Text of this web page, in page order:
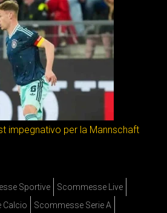
impegnativo per la Mannschaft
Sportive
Scommesse Live
Calcio
Scommesse Serie A